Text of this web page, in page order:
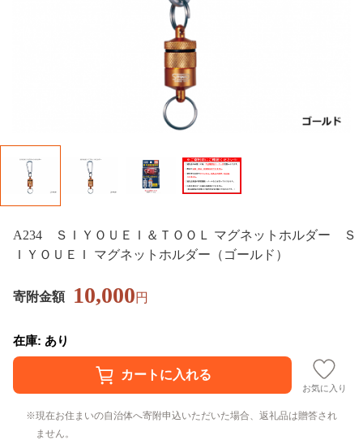
A234 ＳＩＹＯＵＥＩ＆ＴＯＯＬ マグネットホルダー Ｓ
ＩＹＯＵＥＩ マグネットホルダー（ゴールド）
寄附金額 10,000円
在庫: あり
お気に入り
現在お住まいの自治体へ寄附申込いただいた場合、返礼品は贈答され
ません。